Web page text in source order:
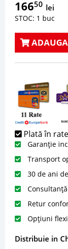
16650 lei
STOC: 1 buc
Plată în
Garanție
Transport
30 de ani
Retur
Opțiuni
Distribuie in